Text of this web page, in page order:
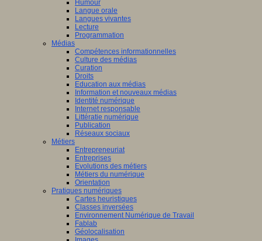
Humour
Langue orale
Langues vivantes
Lecture
Programmation
Médias
Compétences informationnelles
Culture des médias
Curation
Droits
Education aux médias
Information et nouveaux médias
Identité numérique
Internet responsable
Littératie numérique
Publication
Réseaux sociaux
Métiers
Entrepreneuriat
Entreprises
Evolutions des métiers
Métiers du numérique
Orientation
Pratiques numériques
Cartes heuristiques
Classes inversées
Environnement Numérique de Travail
Fablab
Géolocalisation